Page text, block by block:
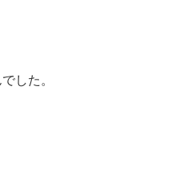
した。